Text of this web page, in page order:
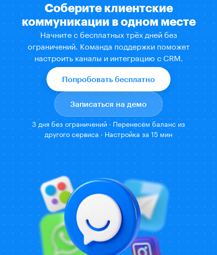
Соберите клиентские
коммуникации в одном месте
Начните с бесплатных трёх дней без
ограничений. Команда поддержки поможет
настроить каналы и интеграцию с CRM.
Попробовать бесплатно
Записаться на демо
3 дня без ограничений · Перенесём баланс из
другого сервиса · Настройка за 15 мин